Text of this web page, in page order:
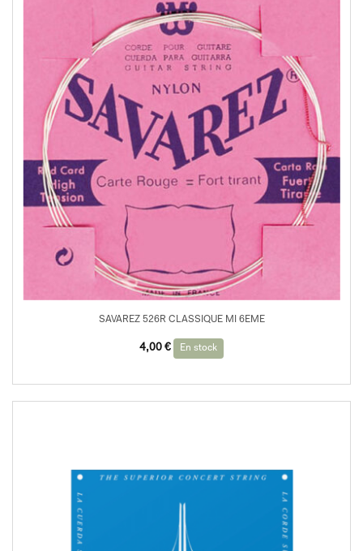
SAVAREZ 526R CLASSIQUE MI 6EME
4,00 € En stock